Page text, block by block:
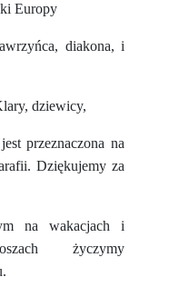
Europy
diakona, i
dziewicy,
przeznaczona na
Dziękujemy za
na wakacjach i
życzymy